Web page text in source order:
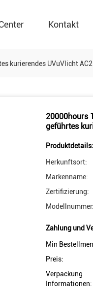
Kontakt
kurierendes UVuVlicht
20000hours
geführtes
Produktdetails:
Herkunftsort:
Markenname:
Zertifizierung:
Modellnummer:
Zahlung und
Min
Preis:
Verpackung
Informationen: